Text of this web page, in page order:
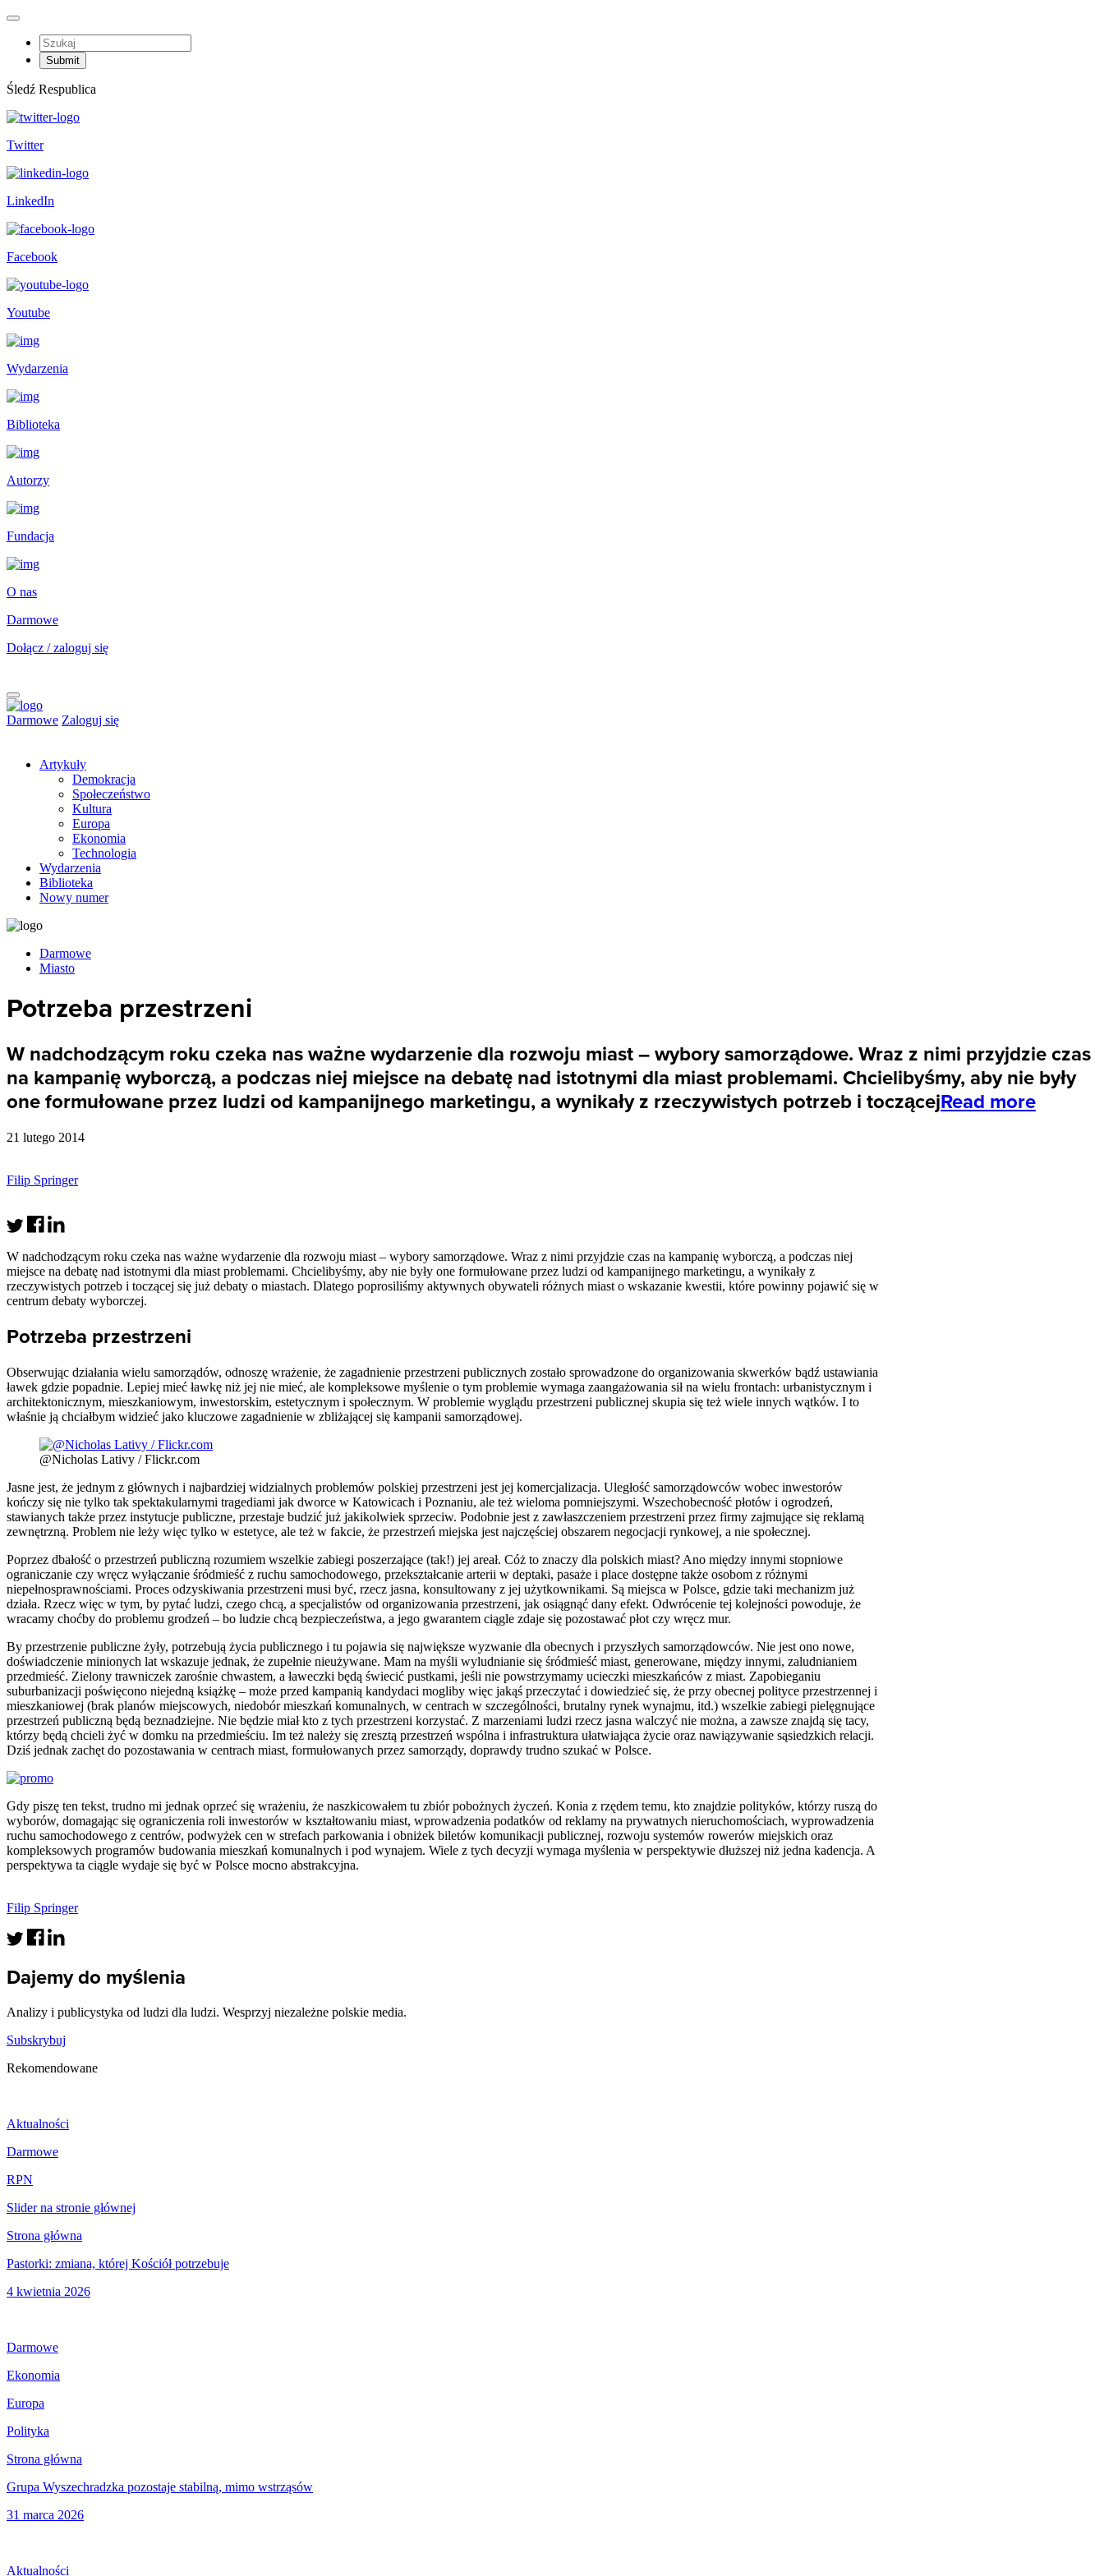
Śledź Respublica
Twitter
LinkedIn
Facebook
Youtube
Wydarzenia
Biblioteka
Autorzy
Fundacja
O nas
Darmowe
Dołącz / zaloguj się
Darmowe Zaloguj się
Artykuły
Demokracja
Społeczeństwo
Kultura
Europa
Ekonomia
Technologia
Wydarzenia
Biblioteka
Nowy numer
Darmowe
Miasto
Potrzeba przestrzeni
W nadchodzącym roku czeka nas ważne wydarzenie dla rozwoju miast – wybory samorządowe. Wraz z nimi przyjdzie czas
na kampanię wyborczą, a podczas niej miejsce na debatę nad istotnymi dla miast problemami. Chcielibyśmy, aby nie były
one formułowane przez ludzi od kampanijnego marketingu, a wynikały z rzeczywistych potrzeb i toczącejRead more
21 lutego 2014
Filip Springer
W nadchodzącym roku czeka nas ważne wydarzenie dla rozwoju miast – wybory samorządowe. Wraz z nimi przyjdzie czas na kampanię wyborczą, a podczas niej
miejsce na debatę nad istotnymi dla miast problemami. Chcielibyśmy, aby nie były one formułowane przez ludzi od kampanijnego marketingu, a wynikały z
rzeczywistych potrzeb i toczącej się już debaty o miastach. Dlatego poprosiliśmy aktywnych obywateli różnych miast o wskazanie kwestii, które powinny pojawić się w
centrum debaty wyborczej.
Potrzeba przestrzeni
Obserwując działania wielu samorządów, odnoszę wrażenie, że zagadnienie przestrzeni publicznych zostało sprowadzone do organizowania skwerków bądź ustawiania
ławek gdzie popadnie. Lepiej mieć ławkę niż jej nie mieć, ale kompleksowe myślenie o tym problemie wymaga zaangażowania sił na wielu frontach: urbanistycznym i
architektonicznym, mieszkaniowym, inwestorskim, estetycznym i społecznym. W problemie wyglądu przestrzeni publicznej skupia się też wiele innych wątków. I to
właśnie ją chciałbym widzieć jako kluczowe zagadnienie w zbliżającej się kampanii samorządowej.
@Nicholas Lativy / Flickr.com
Jasne jest, że jednym z głównych i najbardziej widzialnych problemów polskiej przestrzeni jest jej komercjalizacja. Uległość samorządowców wobec inwestorów
kończy się nie tylko tak spektakularnymi tragediami jak dworce w Katowicach i Poznaniu, ale też wieloma pomniejszymi. Wszechobecność płotów i ogrodzeń,
stawianych także przez instytucje publiczne, przestaje budzić już jakikolwiek sprzeciw. Podobnie jest z zawłaszczeniem przestrzeni przez firmy zajmujące się reklamą
zewnętrzną. Problem nie leży więc tylko w estetyce, ale też w fakcie, że przestrzeń miejska jest najczęściej obszarem negocjacji rynkowej, a nie społecznej.
Poprzez dbałość o przestrzeń publiczną rozumiem wszelkie zabiegi poszerzające (tak!) jej areał. Cóż to znaczy dla polskich miast? Ano między innymi stopniowe
ograniczanie czy wręcz wyłączanie śródmieść z ruchu samochodowego, przekształcanie arterii w deptaki, pasaże i place dostępne także osobom z różnymi
niepełnosprawnościami. Proces odzyskiwania przestrzeni musi być, rzecz jasna, konsultowany z jej użytkownikami. Są miejsca w Polsce, gdzie taki mechanizm już
działa. Rzecz więc w tym, by pytać ludzi, czego chcą, a specjalistów od organizowania przestrzeni, jak osiągnąć dany efekt. Odwrócenie tej kolejności powoduje, że
wracamy choćby do problemu grodzeń – bo ludzie chcą bezpieczeństwa, a jego gwarantem ciągle zdaje się pozostawać płot czy wręcz mur.
By przestrzenie publiczne żyły, potrzebują życia publicznego i tu pojawia się największe wyzwanie dla obecnych i przyszłych samorządowców. Nie jest ono nowe,
doświadczenie minionych lat wskazuje jednak, że zupełnie nieużywane. Mam na myśli wyludnianie się śródmieść miast, generowane, między innymi, zaludnianiem
przedmieść. Zielony trawniczek zarośnie chwastem, a ławeczki będą świecić pustkami, jeśli nie powstrzymamy ucieczki mieszkańców z miast. Zapobieganiu
suburbanizacji poświęcono niejedną książkę – może przed kampanią kandydaci mogliby więc jakąś przeczytać i dowiedzieć się, że przy obecnej polityce przestrzennej i
mieszkaniowej (brak planów miejscowych, niedobór mieszkań komunalnych, w centrach w szczególności, brutalny rynek wynajmu, itd.) wszelkie zabiegi pielęgnujące
przestrzeń publiczną będą beznadziejne. Nie będzie miał kto z tych przestrzeni korzystać. Z marzeniami ludzi rzecz jasna walczyć nie można, a zawsze znajdą się tacy,
którzy będą chcieli żyć w domku na przedmieściu. Im też należy się zresztą przestrzeń wspólna i infrastruktura ułatwiająca życie oraz nawiązywanie sąsiedzkich relacji.
Dziś jednak zachęt do pozostawania w centrach miast, formułowanych przez samorządy, doprawdy trudno szukać w Polsce.
Gdy piszę ten tekst, trudno mi jednak oprzeć się wrażeniu, że naszkicowałem tu zbiór pobożnych życzeń. Konia z rzędem temu, kto znajdzie polityków, którzy ruszą do
wyborów, domagając się ograniczenia roli inwestorów w kształtowaniu miast, wprowadzenia podatków od reklamy na prywatnych nieruchomościach, wyprowadzenia
ruchu samochodowego z centrów, podwyżek cen w strefach parkowania i obniżek biletów komunikacji publicznej, rozwoju systemów rowerów miejskich oraz
kompleksowych programów budowania mieszkań komunalnych i pod wynajem. Wiele z tych decyzji wymaga myślenia w perspektywie dłuższej niż jedna kadencja. A
perspektywa ta ciągle wydaje się być w Polsce mocno abstrakcyjna.
Filip Springer
Dajemy do myślenia
Analizy i publicystyka od ludzi dla ludzi. Wesprzyj niezależne polskie media.
Subskrybuj
Rekomendowane
Aktualności
Darmowe
RPN
Slider na stronie głównej
Strona główna
Pastorki: zmiana, której Kościół potrzebuje
4 kwietnia 2026
Darmowe
Ekonomia
Europa
Polityka
Strona główna
Grupa Wyszechradzka pozostaje stabilną, mimo wstrząsów
31 marca 2026
Aktualności